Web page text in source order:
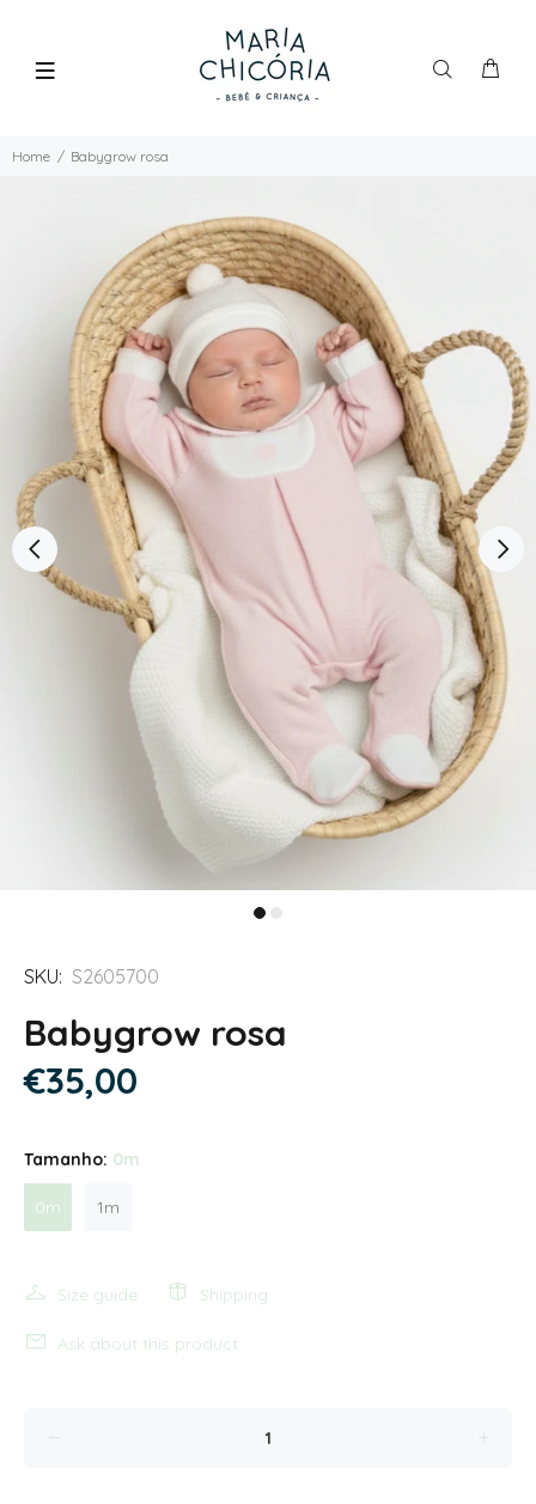
Home Babygrow rosa
SKU: S2605700
Babygrow rosa
€35,00
Tamanho: 0m
0m 1m
Size guide Shipping
Ask about this product